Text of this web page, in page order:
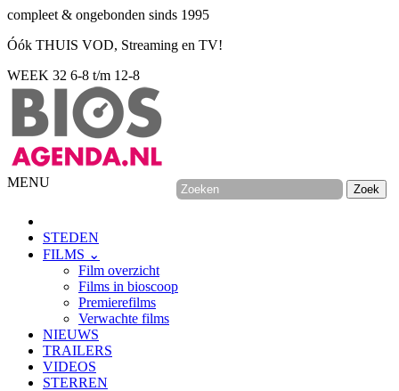
compleet & ongebonden sinds 1995
Óók THUIS VOD, Streaming en TV!
WEEK 32 6-8 t/m 12-8
MENU
STEDEN
FILMS ⌄
Film overzicht
Films in bioscoop
Premierefilms
Verwachte films
NIEUWS
TRAILERS
VIDEOS
STERREN